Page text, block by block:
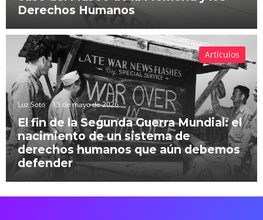
Derechos Humanos
Luz Soto 15 de mayo de 2026
El fin de la Segunda Guerra Mundial: el
nacimiento de un sistema de
derechos humanos que aún debemos
defender
Artículos